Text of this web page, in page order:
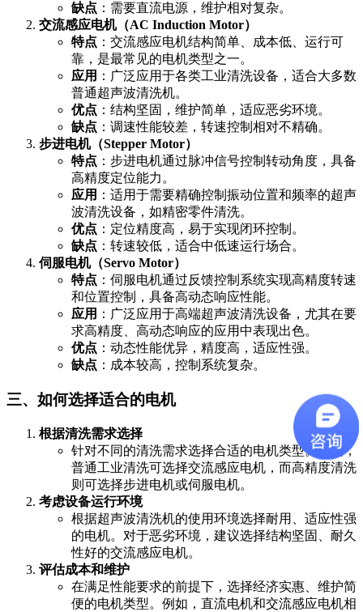
缺点 ：需要直流电源，维护相对复杂。
交流感应电机（AC Induction Motor）
特点 ：交流感应电机结构简单、成本低、运行可
靠，是最常见的电机类型之一。
应用 ：广泛应用于各类工业清洗设备，适合大多数
普通超声波清洗机。
优点 ：结构坚固，维护简单，适应恶劣环境。
缺点 ：调速性能较差，转速控制相对不精确。
步进电机（Stepper Motor）
特点 ：步进电机通过脉冲信号控制转动角度，具备
高精度定位能力。
应用 ：适用于需要精确控制振动位置和频率的超声
波清洗设备，如精密零件清洗。
优点 ：定位精度高，易于实现闭环控制。
缺点 ：转速较低，适合中低速运行场合。
伺服电机（Servo Motor）
特点 ：伺服电机通过反馈控制系统实现高精度转速
和位置控制，具备高动态响应性能。
应用 ：广泛应用于高端超声波清洗设备，尤其在要
求高精度、高动态响应的应用中表现出色。
优点 ：动态性能优异，精度高，适应性强。
缺点 ：成本较高，控制系统复杂。
三、如何选择适合的电机
根据清洗需求选择
针对不同的清洗需求选择合适的电机类型。例如，
普通工业清洗可选择交流感应电机，而高精度清洗
则可选择步进电机或伺服电机。
考虑设备运行环境
根据超声波清洗机的使用环境选择耐用、适应性强
的电机。对于恶劣环境，建议选择结构坚固、耐久
性好的交流感应电机。
评估成本和维护
在满足性能要求的前提下，选择经济实惠、维护简
便的电机类型。例如，直流电机和交流感应电机相